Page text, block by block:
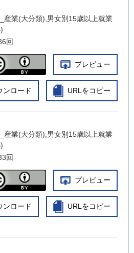
産業(大分類),男女別15歳以上就業
回
プレビュー
ンロード URLをコピー
産業(大分類),男女別15歳以上就業
回
プレビュー
ンロード URLをコピー